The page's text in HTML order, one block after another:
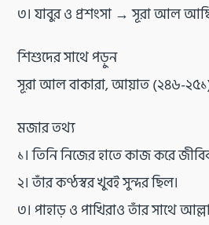
৩। যাবুর ও প্রশংসা → সূরা আল
শিশুদের সাথে পড়ুন
সূরা আল বাকারা, আয়াত (২৪৬-
মজার তথ্য
১। তিনি নিজের হাতে কাজ করে
২। তাঁর কণ্ঠস্বর খুবই সুন্দর ছিল।
৩। পাহাড় ও পাখিরাও তাঁর সাথে